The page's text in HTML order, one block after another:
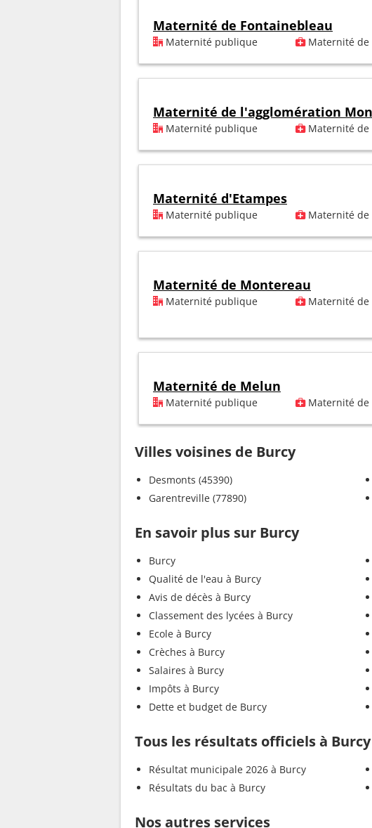
Maternité de Fontainebleau
Maternité publique Maternité de
Maternité de l'agglomération
Maternité publique Maternité de
Maternité d'Etampes
Maternité publique Maternité de
Maternité de Montereau
Maternité publique Maternité de
Maternité de Melun
Maternité publique Maternité de
Villes voisines de Burcy
Desmonts (45390)
Garentreville (77890)
En savoir plus sur Burcy
Burcy
Qualité de l'eau à Burcy
Avis de décès à Burcy
Classement des lycées à Burcy
Ecole à Burcy
Crèches à Burcy
Salaires à Burcy
Impôts à Burcy
Dette et budget de Burcy
Tous les résultats officiels à Burcy
Résultat municipale 2026 à Burcy
Résultats du bac à Burcy
Nos autres services